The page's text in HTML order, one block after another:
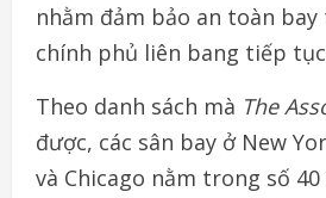
nhằm đảm bảo an toàn
chính phủ liên bang tiếp
Theo danh sách mà The
được, các sân bay ở New
và Chicago nằm trong số